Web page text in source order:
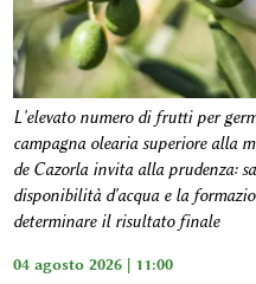
L'elevato numero di frutti per
campagna olearia superiore alla
de Cazorla invita alla prudenza:
disponibilità d'acqua e la
determinare il risultato finale
04 agosto 2026 | 11:00